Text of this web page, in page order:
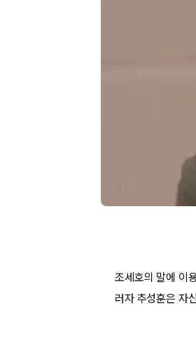
조세호의 말에 이
러자 추성훈은 자